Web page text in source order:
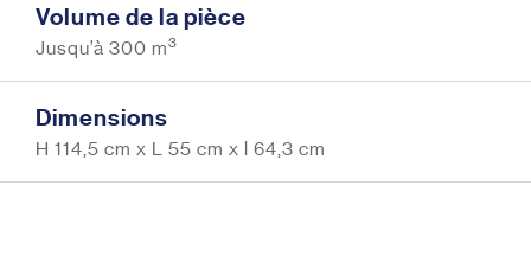
Volume de la pièce
Jusqu’à 300 m3
Dimensions
H 114,5 cm x L 55 cm x l 64,3 cm